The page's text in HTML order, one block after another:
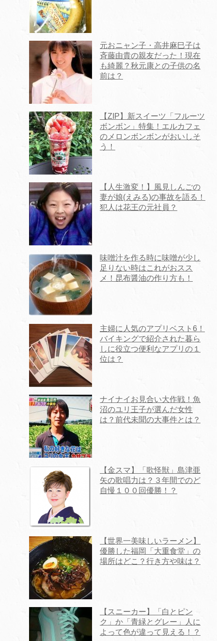
元おニャン子・高井麻巳子は
斉藤由貴の親友だった！現在
も綺麗？秋元康との子供の名
前は？
【ZIP】新スイーツ「フルーツ
ボンボン」特集！エルカフェ
のメロンボンボンがおいしそ
う！
【人生激変！】風見しんごの
妻が娘(えみる)の事故を語る！
犯人は花王の元社員？
味噌汁を作る時に味噌が少し
足りない時はこれがおスス
メ！昆布醤油の作り方も！
主婦に人気のアプリベスト6！
バイキングで紹介された暮ら
しに役立つ便利なアプリの１
位は？
ナイナイお見合い大作戦！魚
沼のユリ王子が選んだ女性
は？前代未聞の大事件とは？
【金スマ】「歌怪獣」島津亜
矢の歌唱力は？３年間でのど
自慢１００回優勝！？
【世界一美味しいラーメン】
優勝した福岡「大重食堂」の
場所はどこ？行き方や味は？
【スニーカー】「白とピン
ク」か「青緑とグレー」人に
よって色が違って見える！？